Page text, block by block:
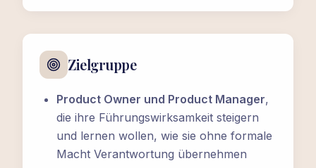
Zielgruppe
Product Owner und Product Manager,
die ihre Führungswirksamkeit steigern
und lernen wollen, wie sie ohne formale
Macht Verantwortung übernehmen